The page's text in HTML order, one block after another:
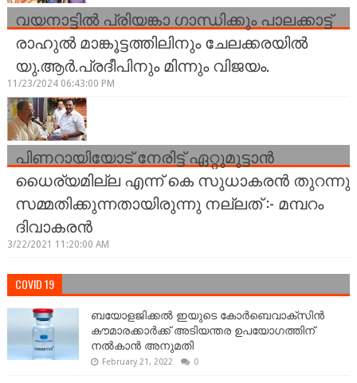
വയനാട്ടിൽ പ്രിയങ്കാ ഗാന്ധിക്കും പാലക്കാട്ട്
രാഹുൽ മാങ്കൂട്ടത്തിലിനും ചേലക്കരയിൽ
യു.ആർ.പ്രദീപിനും മിന്നും വിജയം.
11/23/2024 06:43:00 PM
പിണറായിയോട് നേരിട്ട് ഏറ്റുമുട്ടാന്‍
ധൈര്യമില്ല എന്ന് കെ സുധാകരന്‍ തുറന്നു
സമ്മതിക്കുന്നതായിരുന്നു നല്ലത് :- മമ്പറം
ദിവാകരന്‍
3/22/2021 11:20:00 AM
COVID 19
ബയോളജിക്കല്‍ ഇയുടെ കോര്‍ബെവാക്സിൻ
കൗമാരക്കാർക്ക് അടിയന്തര ഉപയോഗത്തിന്
നൽകാൻ അനുമതി
February 21, 2022 0